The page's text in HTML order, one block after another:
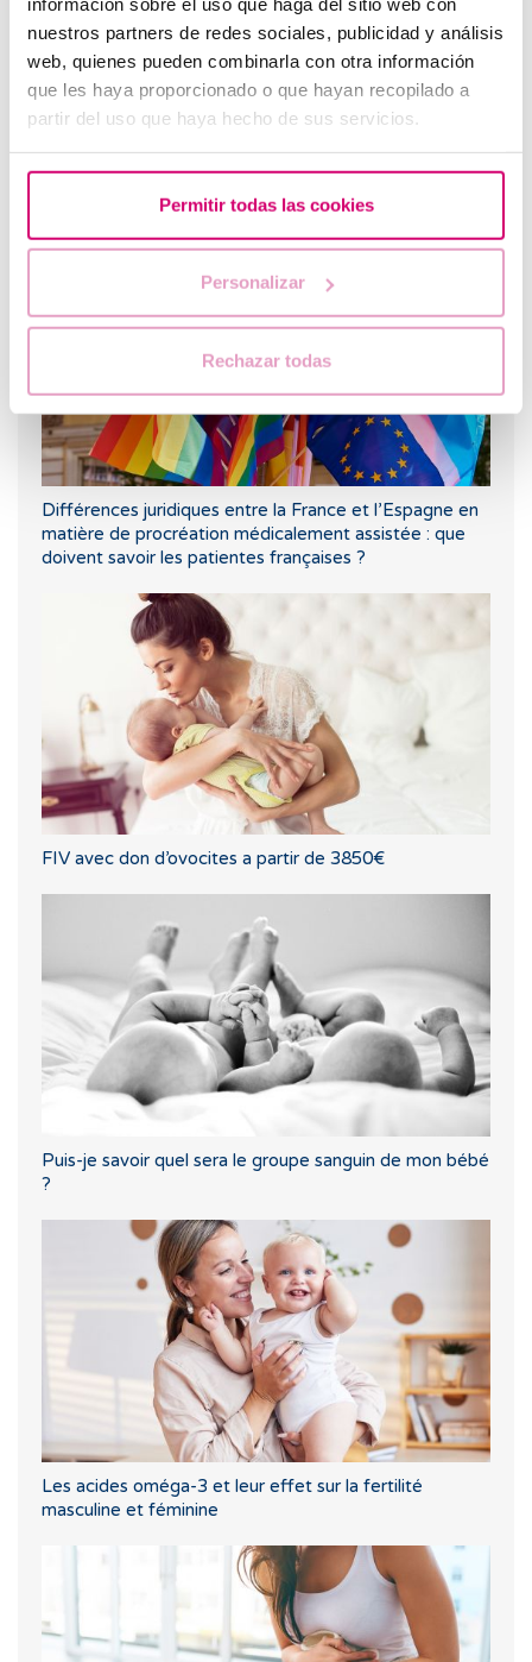
nuestros partners de redes sociales, publicidad y análisis
web, quienes pueden combinarla con otra información
que les haya proporcionado o que hayan recopilado a
partir del uso que haya hecho de sus servicios.
Permitir todas las cookies
Personalizar
Rechazar todas
Le létrozole, la meilleure alternative pour induire
l’ovaire polykystique.
Différences juridiques entre la France et l’Espagne en
matière de procréation médicalement assistée : que
doivent savoir les patientes françaises ?
FIV avec don d’ovocites a partir de 3850€
Puis-je savoir quel sera le groupe sanguin de mon bébé
?
Les acides oméga-3 et leur effet sur la fertilité
masculine et féminine